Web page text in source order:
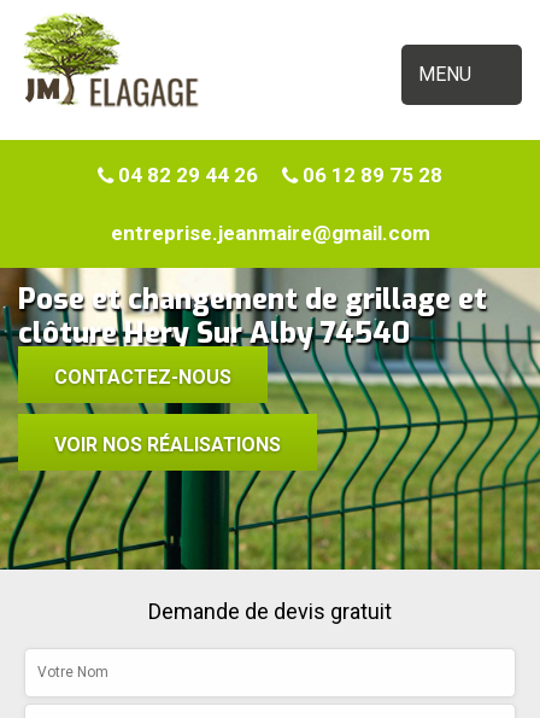
MENU
04 82 29 44 26 06 12 89 75 28
entreprise.jeanmaire@gmail.com
Pose et changement de grillage et
clôture Hery Sur Alby 74540
CONTACTEZ-NOUS
VOIR NOS RÉALISATIONS
Demande de devis gratuit